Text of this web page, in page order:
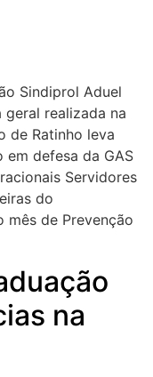
Sindiprol Aduel
realizada na
de Ratinho leva
em defesa da GAS
Servidores
do
mês de Prevenção
na